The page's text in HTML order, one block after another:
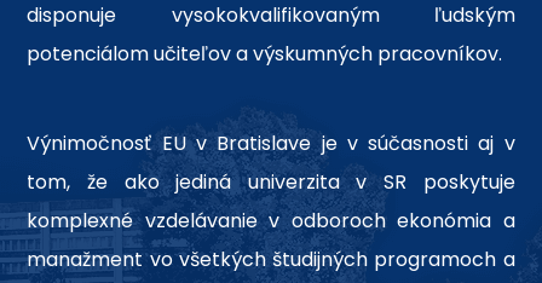
disponuje vysokokvalifikovaným ľudským
potenciálom učiteľov a výskumných pracovníkov.
Výnimočnosť EU v Bratislave je v súčasnosti aj v
tom, že ako jediná univerzita v SR poskytuje
komplexné vzdelávanie v odboroch ekonómia a
manažment vo všetkých študijných programoch a